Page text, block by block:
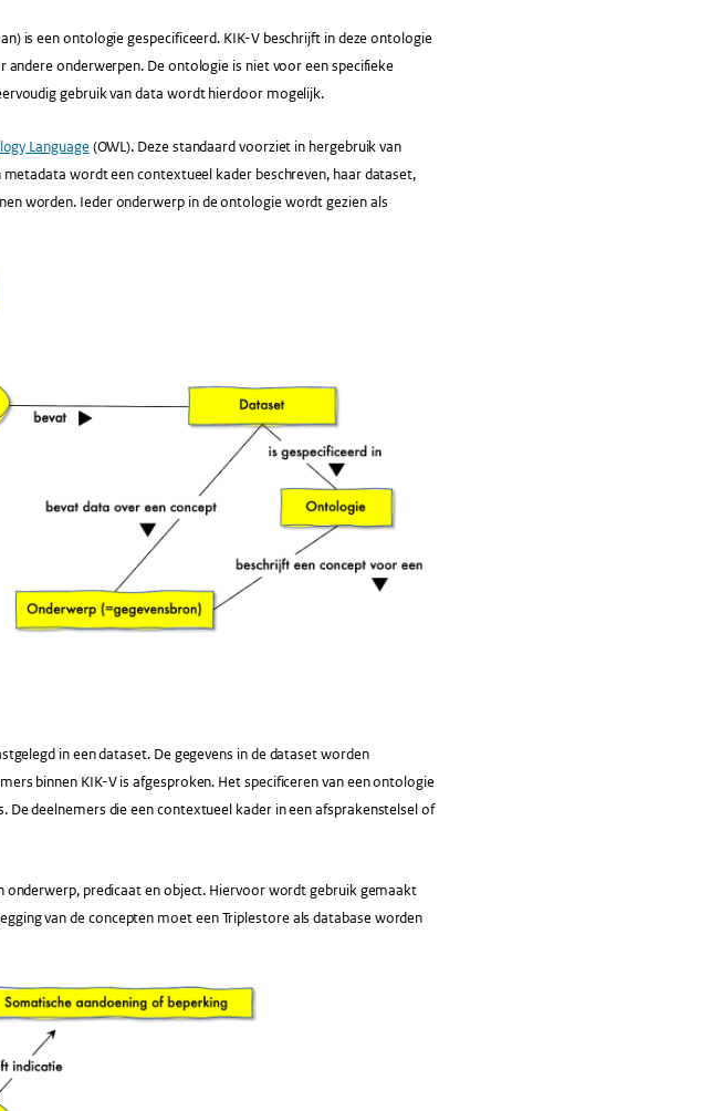
is een ontologie gespecificeerd. KIK-V beschrijft in deze ontologie
onderwerpen. De ontologie is niet voor een specifieke
gebruik van data wordt hierdoor mogelijk.
Language(OWL). Deze standaard voorziet in hergebruik van
wordt een contextueel kader beschreven, haar dataset,
worden. Ieder onderwerp in de ontologie wordt gezien als
in een dataset. De gegevens in de dataset worden
binnen KIK-V is afgesproken. Het specificeren van een ontologie
deelnemers die een contextueel kader in een afsprakenstelsel of
onderwerp, predicaat en object. Hiervoor wordt gebruik gemaakt
van de concepten moet een Triplestore als database worden